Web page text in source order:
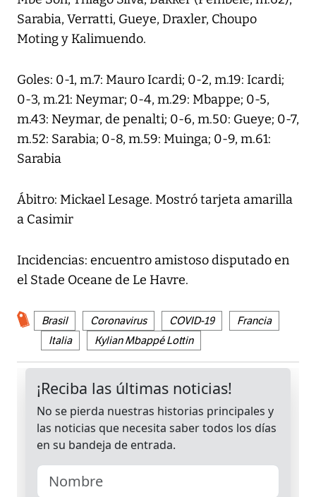
Sarabia, Verratti, Gueye, Draxler, Choupo
Moting y Kalimuendo.
Goles: 0-1, m.7: Mauro Icardi; 0-2, m.19: Icardi;
0-3, m.21: Neymar; 0-4, m.29: Mbappe; 0-5,
m.43: Neymar, de penalti; 0-6, m.50: Gueye; 0-7,
m.52: Sarabia; 0-8, m.59: Muinga; 0-9, m.61:
Sarabia
Ábitro: Mickael Lesage. Mostró tarjeta amarilla
a Casimir
Incidencias: encuentro amistoso disputado en
el Stade Oceane de Le Havre.
Brasil Coronavirus COVID-19
Francia
Italia
Kylian Mbappé Lottin